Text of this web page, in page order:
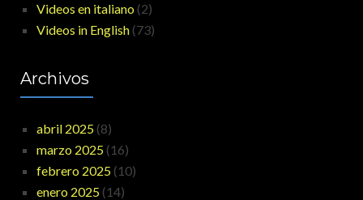
Videos en italiano (2)
Videos in English (73)
Archivos
abril 2025 (8)
marzo 2025 (16)
febrero 2025 (10)
enero 2025 (14)